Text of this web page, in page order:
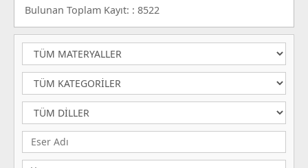
Bulunan Toplam Kayıt: : 8522